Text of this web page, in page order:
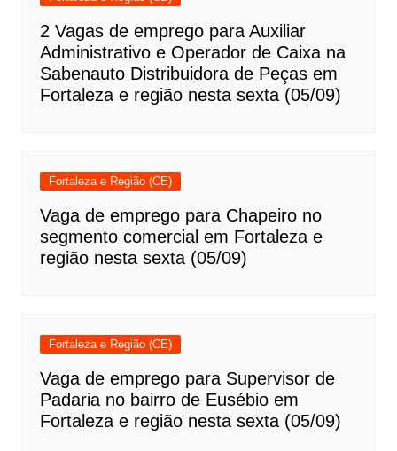
2 Vagas de emprego para Auxiliar
Administrativo e Operador de Caixa na
Sabenauto Distribuidora de Peças em
Fortaleza e região nesta sexta (05/09)
Fortaleza e Região (CE)
Vaga de emprego para Chapeiro no
segmento comercial em Fortaleza e
região nesta sexta (05/09)
Fortaleza e Região (CE)
Vaga de emprego para Supervisor de
Padaria no bairro de Eusébio em
Fortaleza e região nesta sexta (05/09)